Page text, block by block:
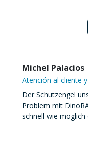
Michel Palacios
Atención al cliente
Der Schutzengel
Problem mit
schnell wie